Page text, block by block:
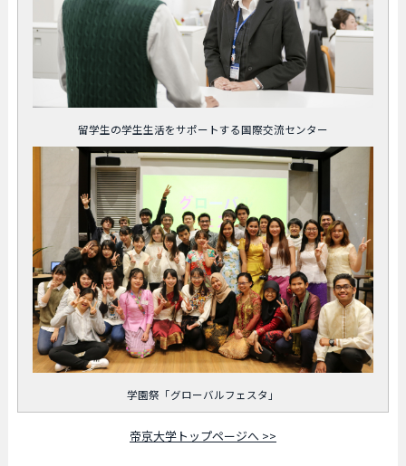
留学生の学生生活をサポートする国際交流センター
学園祭「グローバルフェスタ」
帝京大学トップページへ >>